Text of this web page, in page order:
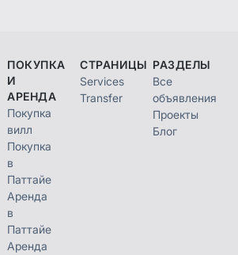
ПОКУПКА
И
АРЕНДА
Покупка
вилл
Покупка
в
Паттайе
Аренда
в
Паттайе
Аренда
СТРАНИЦЫ
Services
Transfer
РАЗДЕЛЫ
Все
объявления
Проекты
Блог